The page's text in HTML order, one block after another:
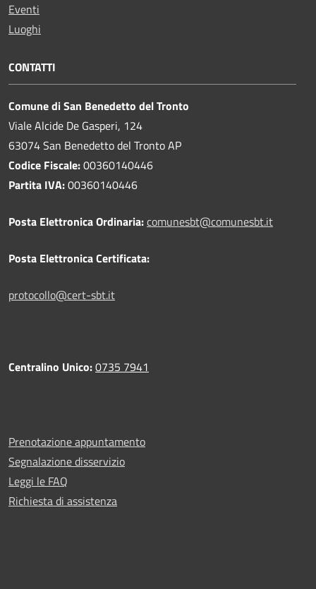
Eventi
Luoghi
CONTATTI
Comune di San Benedetto del Tronto
Viale Alcide De Gasperi, 124
63074 San Benedetto del Tronto AP
Codice Fiscale:00360140446
Partita IVA:00360140446
Posta Elettronica Ordinaria:comunesbt@comunesbt.it
Posta Elettronica Certificata:
protocollo@cert-sbt.it
Centralino Unico:0735 7941
Prenotazione appuntamento
Segnalazione disservizio
Leggi le FAQ
Richiesta di assistenza